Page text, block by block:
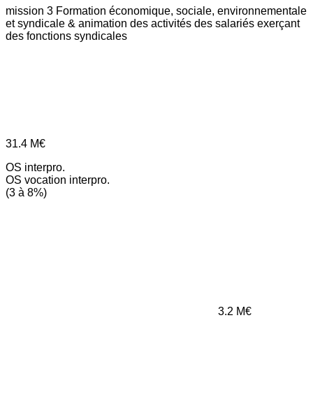
mission 3 Formation économique, sociale, environnementale
et syndicale & animation des activités des salariés exerçant
des fonctions syndicales
31.4 M€
OS interpro.
OS vocation interpro.
(3 à 8%)
3.2 M€